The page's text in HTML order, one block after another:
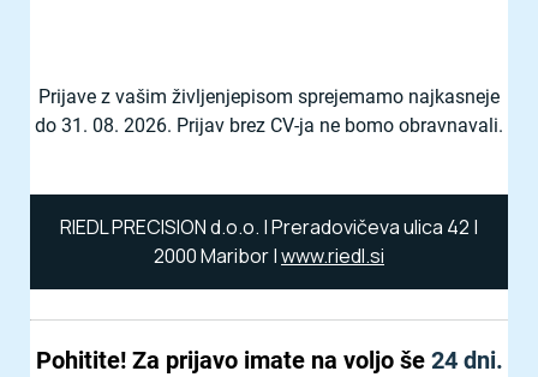
Prijave z vašim življenjepisom sprejemamo najkasneje
do 31. 08. 2026. Prijav brez CV-ja ne bomo obravnavali.
RIEDL PRECISION d.o.o. | Preradovičeva ulica 42 |
2000 Maribor |www.riedl.si
Pohitite! Za prijavo imate na voljo še 24 dni.